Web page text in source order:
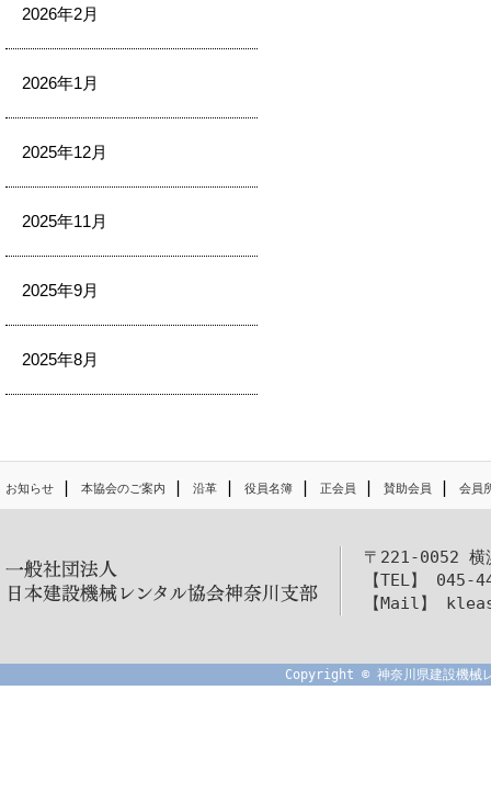
2026年2月
2026年1月
2025年12月
2025年11月
2025年9月
2025年8月
お知らせ | 本協会のご案内 | 沿革 | 役員名簿 | 正会員 | 賛助会員 | 会員
〒221-0052 横
【TEL】
【Mail】
Copyright © 神奈川県建設機